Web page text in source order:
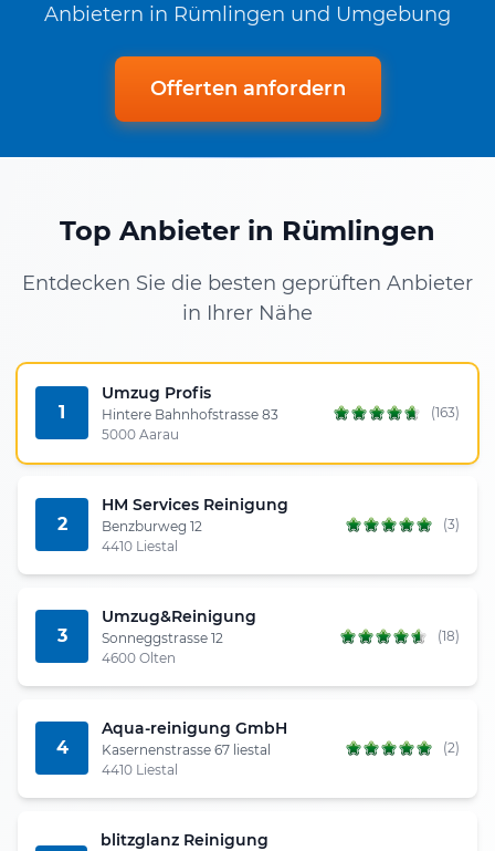
Anbietern in Rümlingen und Umgebung
Offerten anfordern
Top Anbieter in Rümlingen
Entdecken Sie die besten geprüften Anbieter
in Ihrer Nähe
1
Umzug Profis
Hintere Bahnhofstrasse 83
5000 Aarau
(163)
2
HM Services Reinigung
Benzburweg 12
4410 Liestal
(3)
3
Umzug&Reinigung
Sonneggstrasse 12
4600 Olten
(18)
4
Aqua-reinigung GmbH
Kasernenstrasse 67 liestal
4410 Liestal
(2)
blitzglanz Reinigung